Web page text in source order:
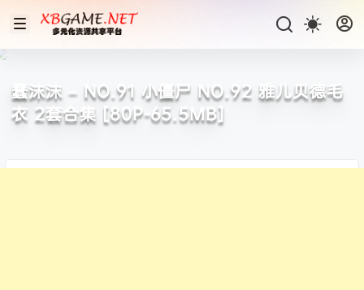
蠢沫沫 – NO.91 小僵尸 NO.92 雅儿贝德毛
衣 2套合集 [80P-65.5MB]